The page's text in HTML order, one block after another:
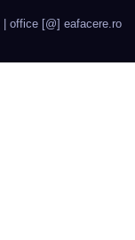
| office [@] eafacere.ro